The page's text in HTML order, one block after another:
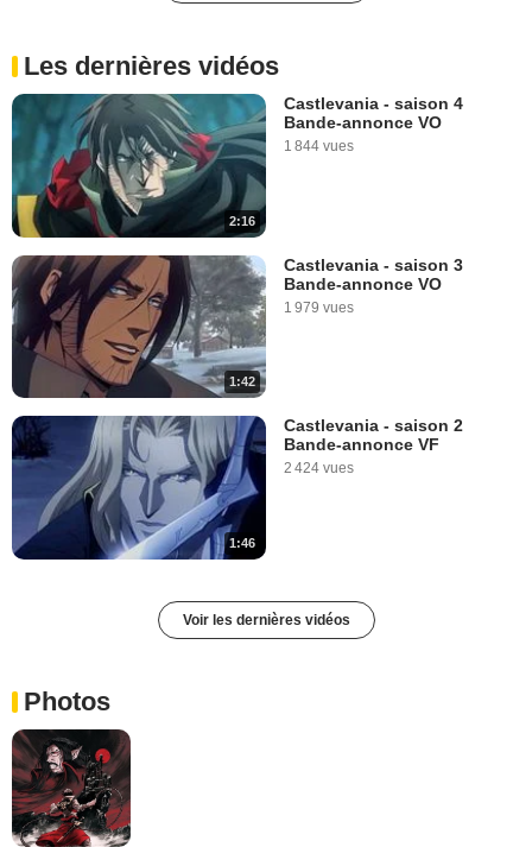
Les dernières vidéos
2:16
Castlevania - saison 4
Bande-annonce VO
1 844 vues
1:42
Castlevania - saison 3
Bande-annonce VO
1 979 vues
1:46
Castlevania - saison 2
Bande-annonce VF
2 424 vues
Voir les dernières vidéos
Photos